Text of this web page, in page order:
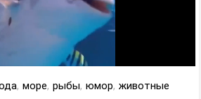
, море, рыбы, юмор, животные